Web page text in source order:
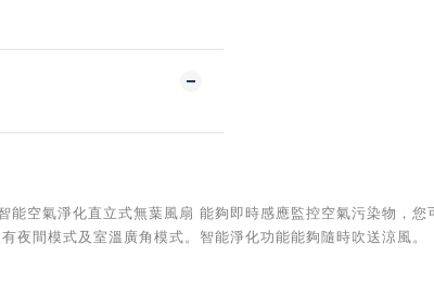
空氣淨化直立式無葉風扇 能夠即時感應監控空氣污染物，
夜間模式及室溫廣角模式。智能淨化功能能夠隨時吹送涼風。